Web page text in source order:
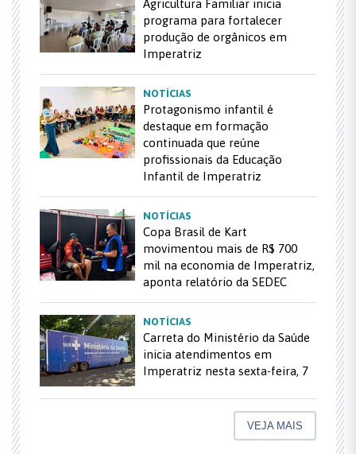
Agricultura Familiar inicia
programa para fortalecer
produção de orgânicos em
Imperatriz
NOTÍCIAS
Protagonismo infantil é
destaque em formação
continuada que reúne
profissionais da Educação
Infantil de Imperatriz
NOTÍCIAS
Copa Brasil de Kart
movimentou mais de R$ 700
mil na economia de Imperatriz,
aponta relatório da SEDEC
NOTÍCIAS
Carreta do Ministério da Saúde
inicia atendimentos em
Imperatriz nesta sexta-feira, 7
VEJA MAIS